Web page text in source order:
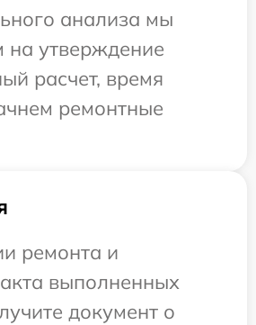
анализа мы
на утверждение
расчет, время
ремонтные
ремонта и
выполненных
документ о